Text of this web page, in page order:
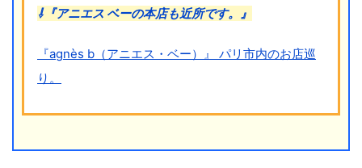
⇩『アニエス ベーの本店も近所です。』
『agnès b（アニエス・ベー）』 パリ市内のお店巡
り。